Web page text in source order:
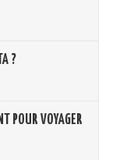
?
POUR VOYAGER